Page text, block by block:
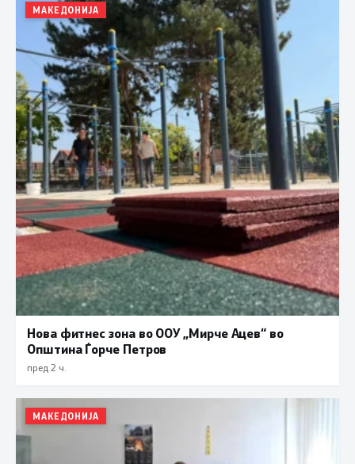
МАКЕДОНИЈА
Нова фитнес зона во ООУ „Мирче Ацев“ во
Општина Ѓорче Петров
пред 2 ч.
МАКЕДОНИЈА